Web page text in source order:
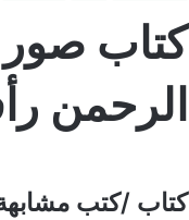
كتاب صور
الرحمن
كتاب /كتب